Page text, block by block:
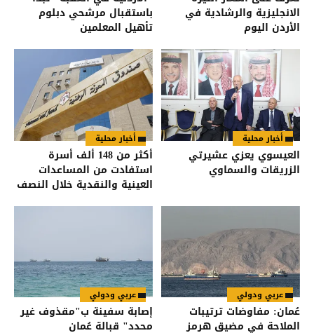
الانجليزية والرشادية في
الأردن اليوم
باستقبال مرشحي دبلوم
تأهيل المعلمين
أخبار محلية
العيسوي يعزي عشيرتي
الزريقات والسماوي
أخبار محلية
أكثر من 148 ألف أسرة
استفادت من المساعدات
العينية والنقدية خلال النصف
عربي ودولي
عُمان: مفاوضات ترتيبات
الملاحة في مضيق هرمز
عربي ودولي
إصابة سفينة ب"مقذوف غير
محدد" قبالة عُمان